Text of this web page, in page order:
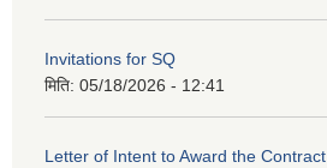
Invitations for SQ
मिति: 05/18/2026 - 12:41
Letter of Intent to Award the Contract